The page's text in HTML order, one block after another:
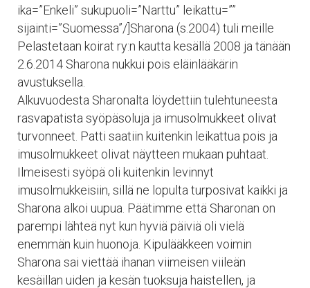
ika=”Enkeli” sukupuoli=”Narttu” leikattu=””
sijainti=”Suomessa”/]Sharona (s.2004) tuli meille
Pelastetaan koirat ry:n kautta kesällä 2008 ja tänään
2.6.2014 Sharona nukkui pois eläinlääkärin
avustuksella.
Alkuvuodesta Sharonalta löydettiin tulehtuneesta
rasvapatista syöpäsoluja ja imusolmukkeet olivat
turvonneet. Patti saatiin kuitenkin leikattua pois ja
imusolmukkeet olivat näytteen mukaan puhtaat.
Ilmeisesti syöpä oli kuitenkin levinnyt
imusolmukkeisiin, sillä ne lopulta turposivat kaikki ja
Sharona alkoi uupua. Päätimme että Sharonan on
parempi lähteä nyt kun hyviä päiviä oli vielä
enemmän kuin huonoja. Kipulääkkeen voimin
Sharona sai viettää ihanan viimeisen viileän
kesäillan uiden ja kesän tuoksuja haistellen, ja